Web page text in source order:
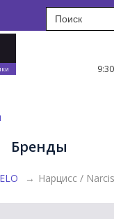
Бренды
→ Нарцисс /